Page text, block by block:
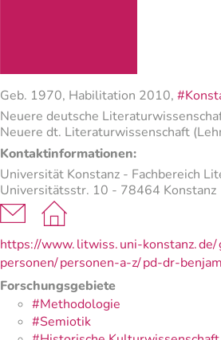
Geb. 1970, Habilitation 2010,
Neuere deutsche
Neuere dt. Literaturwissenschaft
Kontaktinformationen:
Universität Konstanz - Fachbereich
Universitätsstr. 10 - 78464 Konstanz
https://www.litwiss.uni-konstanz.de/
personen/personen-a-z/pd-dr-
Forschungsgebiete
#Methodologie
#Semiotik